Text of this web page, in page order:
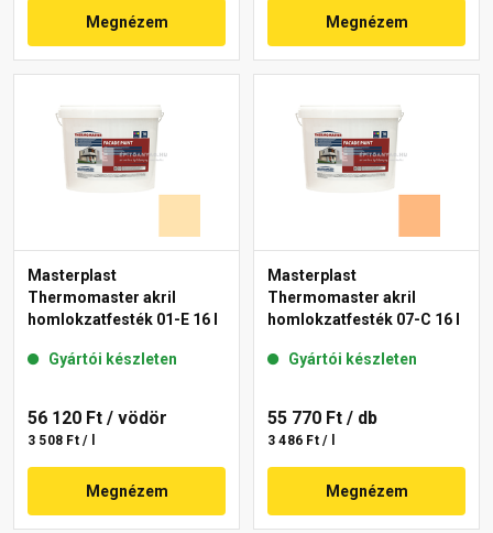
Megnézem Megnézem
Masterplast
Thermomaster akril
homlokzatfesték 01-E 16 l
Gyártói készleten
56 120 Ft / vödör
3 508 Ft / l
Megnézem
Masterplast
Thermomaster akril
homlokzatfesték 07-C 16 l
Gyártói készleten
55 770 Ft / db
3 486 Ft / l
Megnézem